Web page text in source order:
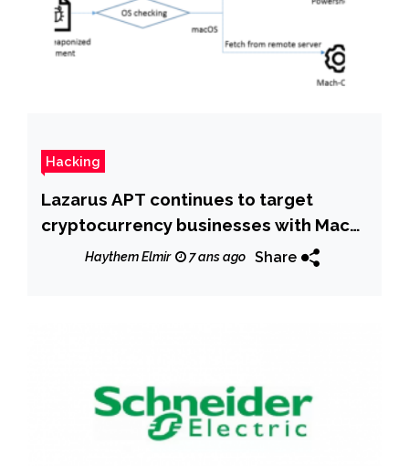
Hacking
Lazarus APT continues to target
cryptocurrency businesses with Mac
malwareHaythem Elmir 7 ans ago Share